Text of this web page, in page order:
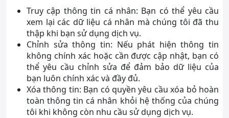
Truy cập thông tin cá nhân: Bạn có thể yêu cầu
xem lại các dữ liệu cá nhân mà chúng tôi đã thu
thập khi bạn sử dụng dịch vụ.
Chỉnh sửa thông tin: Nếu phát hiện thông tin
không chính xác hoặc cần được cập nhật, bạn có
thể yêu cầu chỉnh sửa để đảm bảo dữ liệu của
bạn luôn chính xác và đầy đủ.
Xóa thông tin: Bạn có quyền yêu cầu xóa bỏ hoàn
toàn thông tin cá nhân khỏi hệ thống của chúng
tôi khi không còn nhu cầu sử dụng dịch vụ.